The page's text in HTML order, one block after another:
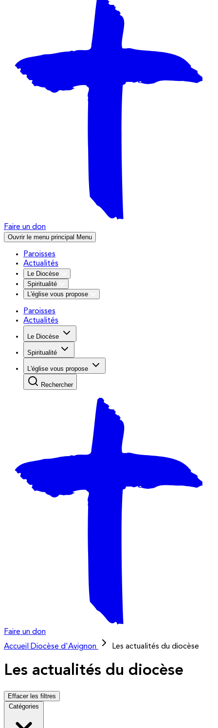
Faire un don
Ouvrir le menu principal Menu
Paroisses
Actualités
Le Diocèse
Spiritualité
L'église vous propose
Paroisses
Actualités
Le Diocèse
Spiritualité
L'église vous propose
Rechercher
Faire un don
Accueil
Diocèse d'Avignon Les actualités du diocèse
Les actualités du diocèse
Effacer les filtres
Catégories